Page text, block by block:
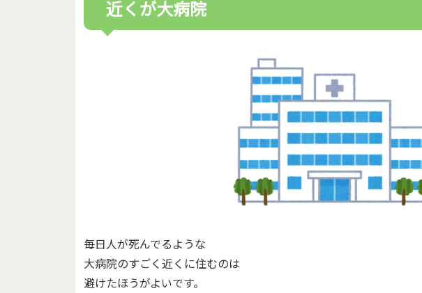
近くが大病院
毎日人が死んでるような
大病院のすごく近くに住むのは
避けたほうがよいです。